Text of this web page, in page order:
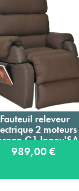
Fauteuil releveur
2 moteurs
G1 Innov'SA
989,00 €